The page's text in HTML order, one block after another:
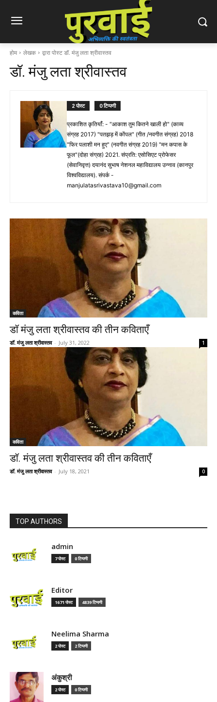
होम लेखक द्वारा पोस्ट डॉ. मंजु लता श्रीवास्तव
डॉ. मंजु लता श्रीवास्तव
2 पोस्ट 0 टिप्पणी
प्रकाशित कृतियांँ: - "आकाश तुम कितने खाली हो" (काव्य
संग्रह 2017) "पतझड़ में कोंपल" (गीत /नवगीत संग्रह) 2018
"फिर पलाशी मन हुए" (नवगीत संग्रह 2019) "मन कपास के
फूल"(दोहा संग्रह) 2021. संप्रति: एसोसिएट प्रोफेसर
(सेवानिवृत्त) दयानंद सुभाष नेशनल महाविद्यालय उन्नाव (कानपुर
विश्वविद्यालय). संपर्क -
manjulatasrivastava10@gmail.com
कविता
डॉ मंजु लता श्रीवास्तव की तीन कविताएँ
डॉ. मंजु लता श्रीवास्तव - July 31, 2022 1
कविता
डॉ. मंजु लता श्रीवास्तव की तीन कविताएँ
डॉ. मंजु लता श्रीवास्तव - July 18, 2021 0
TOP AUTHORS
admin
7 पोस्ट 0 टिप्पणी
Editor
1671 पोस्ट 4839 टिप्पणी
Neelima Sharma
2 पोस्ट 2 टिप्पणी
अंकुश्री
2 पोस्ट 0 टिप्पणी